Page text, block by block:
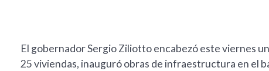
El gobernador Sergio Ziliotto encabezó este viernes
25 viviendas, inauguró obras de infraestructura en el